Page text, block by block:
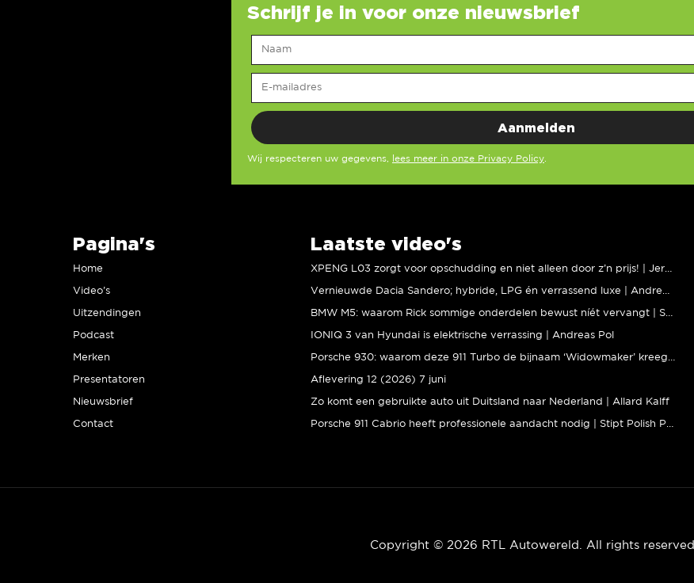
Schrijf je in voor onze nieuwsbrief
Wij respecteren uw gegevens, lees meer in onze Privacy Policy
Pagina's
Home
Video’s
Uitzendingen
Podcast
Merken
Presentatoren
Nieuwsbrief
Contact
Laatste video's
IONIQ 3 van Hyundai is elektrische verrassing | Andreas Pol
Aflevering 12 (2026) 7 juni
Zo komt een gebruikte auto uit Duitsland naar Nederland | Allard Kalff
Copyright © 2026 RTL Autowereld. All rights reserved